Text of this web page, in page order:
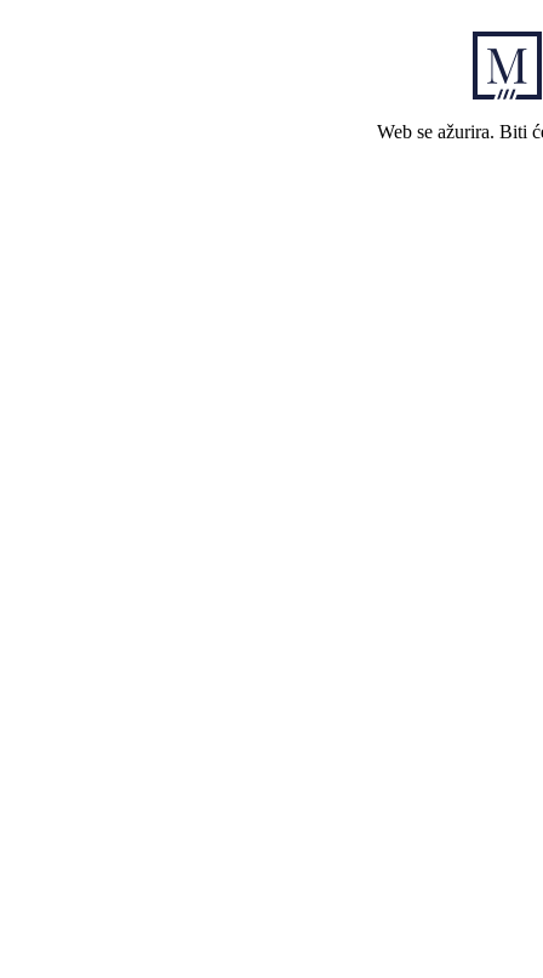
Web se ažurira. Biti